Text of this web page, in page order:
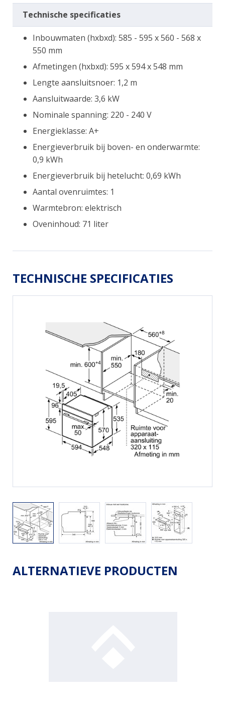
Technische specificaties
Inbouwmaten (hxbxd): 585 - 595 x 560 - 568 x
550 mm
Afmetingen (hxbxd): 595 x 594 x 548 mm
Lengte aansluitsnoer: 1,2 m
Aansluitwaarde: 3,6 kW
Nominale spanning: 220 - 240 V
Energieklasse: A+
Energieverbruik bij boven- en onderwarmte:
0,9 kWh
Energieverbruik bij hetelucht: 0,69 kWh
Aantal ovenruimtes: 1
Warmtebron: elektrisch
Oveninhoud: 71 liter
TECHNISCHE SPECIFICATIES
ALTERNATIEVE PRODUCTEN